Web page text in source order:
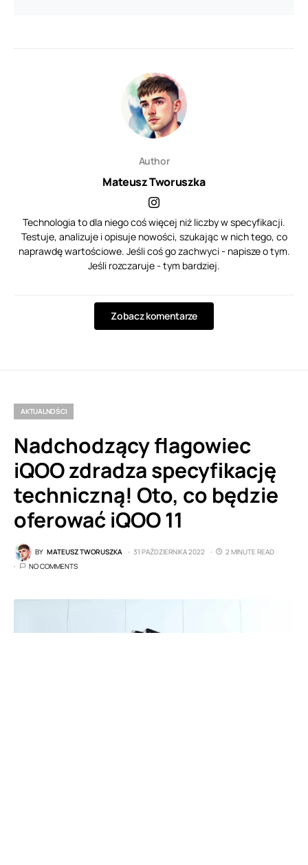
Author
Mateusz Tworuszka
Technologia to dla niego coś więcej niż liczby w specyfikacji.
Testuje, analizuje i opisuje nowości, szukając w nich tego, co
naprawdę wartościowe. Jeśli coś go zachwyci - napisze o tym.
Jeśli rozczaruje - tym bardziej.
Zobacz komentarze
AKTUALNOŚCI
Nadchodzący flagowiec
iQOO zdradza specyfikację
techniczną! Oto, co będzie
oferować iQOO 11
BY MATEUSZ TWORUSZKA 31 PAŹDZIERNIKA 2022
2 MINUTE READ
NO COMMENTS